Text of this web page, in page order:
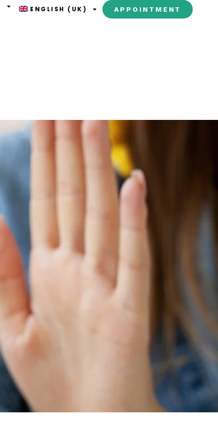
ENGLISH (UK) APPOINTMENT